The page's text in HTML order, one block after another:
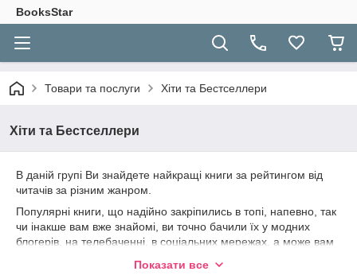
BooksStar
Товари та послуги Хіти та Бестселлери
Хіти та Бестселлери
В даній групі Ви знайдете найкращі книги за рейтингом від
читачів за різним жанром.
Популярні книги, що надійно закріпились в топі, напевно, так
чи інакше вам вже знайомі, ви точно бачили їх у модних
блогерів, на телебаченні, в соціальних мережах, а може вам
довгоочікувані новинки та добре знайомі нам бестселери, що
Показати все